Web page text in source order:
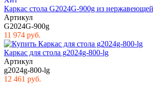
Каркас стола G2024G-900g из
Артикул
G2024G-900g
11 974 руб.
Каркас для стола g2024g-800-lg
Артикул
g2024g-800-lg
12 461 руб.